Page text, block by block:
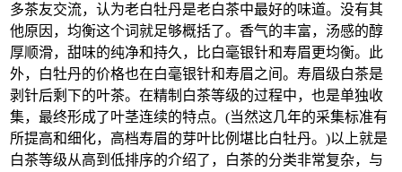
多茶友交流，认为老白牡丹是老白茶中最好的味道。没有其
他原因，均衡这个词就足够概括了。香气的丰富，汤感的醇
厚顺滑，甜味的纯净和持久，比白毫银针和寿眉更均衡。此
外，白牡丹的价格也在白毫银针和寿眉之间。寿眉级白茶是
剥针后剩下的叶茶。在精制白茶等级的过程中，也是单独收
集，最终形成了叶茎连续的特点。(当然这几年的采集标准有
所提高和细化，高档寿眉的芽叶比例堪比白牡丹。)以上就是
白茶等级从高到低排序的介绍了，白茶的分类非常复杂，与